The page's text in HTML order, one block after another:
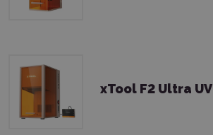
xTool F2 Ultra UV